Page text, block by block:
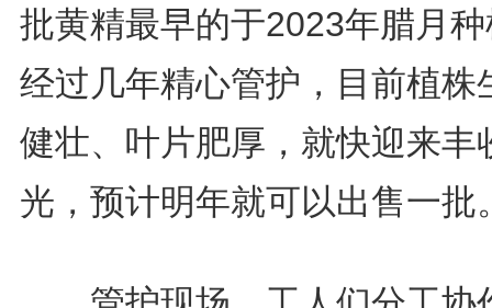
批黄精最早的于2023年腊月
经过几年精心管护，目前植株
健壮、叶片肥厚，就快迎来丰
光，预计明年就可以出售一批